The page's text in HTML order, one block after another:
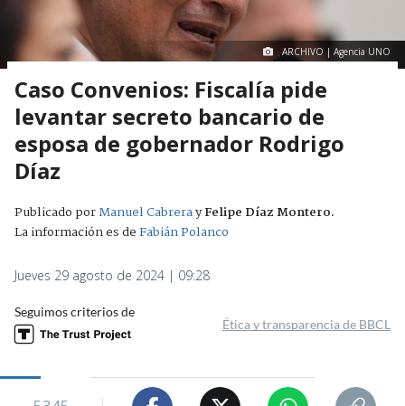
ARCHIVO | Agencia UNO
Caso Convenios: Fiscalía pide
levantar secreto bancario de
esposa de gobernador Rodrigo
Díaz
Publicado porManuel CabrerayFelipe Díaz Montero.
La información es deFabián Polanco
Jueves 29 agosto de 2024 | 09:28
Seguimos criterios de
Ética y transparencia de BBCL